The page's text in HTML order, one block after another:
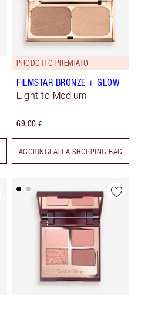
PRODOTTO PREMIATO
FILMSTAR BRONZE + GLOW
Light to Medium
69,00 €
AGGIUNGI ALLA SHOPPING BAG